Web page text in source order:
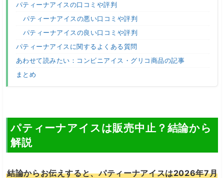
パティーナアイスの口コミや評判
パティーナアイスの悪い口コミや評判
パティーナアイスの良い口コミや評判
パティーナアイスに関するよくある質問
あわせて読みたい：コンビニアイス・グリコ商品の記事
まとめ
パティーナアイスは販売中止？結論から
解説
結論からお伝えすると、パティーナアイスは2026年7月